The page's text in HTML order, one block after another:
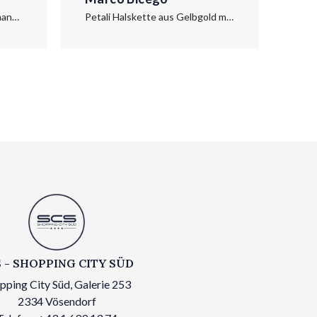
Petali Ring aus Gold mit Diamanten Petali Halskette aus Gelbgold mit Diamanten
- SHOPPING CITY SÜD
City Süd, Galerie 253
2334 Vösendorf